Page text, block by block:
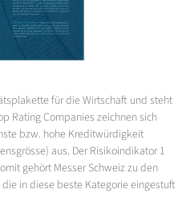
für die Wirtschaft und steht
Rating Companies zeichnen sich
bzw. hohe Kreditwürdigkeit
aus. Der Risikoindikator 1
gehört Messer Schweiz zu den
in diese beste Kategorie eingestuft